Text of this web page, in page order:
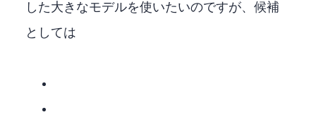
した大きなモデルを使いたいのですが、候補
としては